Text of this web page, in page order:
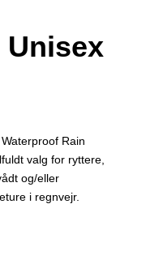
Unisex
Rain
valg for ryttere,
og/eller
i regnvejr.